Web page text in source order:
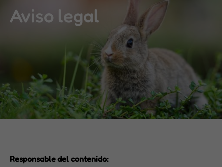
Aviso legal
Responsable del contenido: